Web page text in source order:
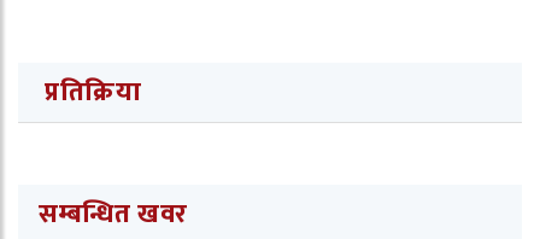
प्रतिक्रिया
सम्बन्धित खवर